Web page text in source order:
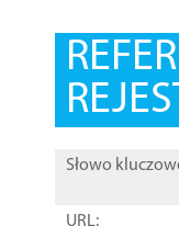
Słowo
URL: